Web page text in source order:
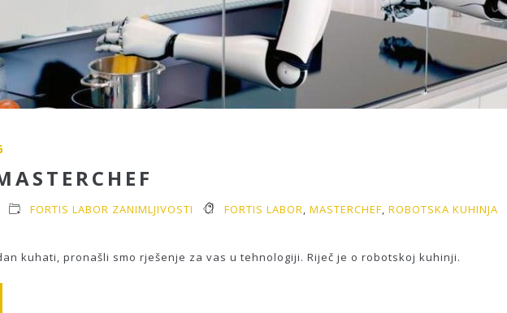
FORTIS LABOR ZANIMLJIVOSTI FORTIS LABOR, MASTERCHEF, ROBOTSKA KUHINJA
kuhati, pronašli smo rješenje za vas u tehnologiji. Riječ je o robotskoj kuhinji.